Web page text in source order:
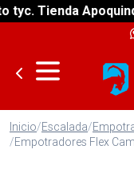
Tienda Apoquindo
Inicio/Escalada/
/Empotradores Flex Cam